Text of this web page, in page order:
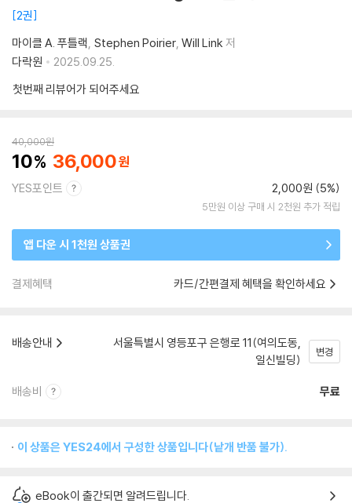
2권
마이클 A. 푸틀랙 Stephen Poirier Will Link저
다락원
2025.09.25.
첫번째 리뷰어가 되어주세요
40,000원
10 36,000
YES포인트 2,000원 (5%)
5만원 이상 구매 시 2천원 추가 적립
앱 다운 시 1천원 상품권
결제혜택 카드/간편결제 혜택을 확인하세요
배송안내
서울특별시 영등포구 은행로 11(여의도동,
일신빌딩)
변경
배송비 무료
이 상품은 YES24에서 구성한 상품입니다(낱개 반품 불가).
eBook이 출간되면 알려드립니다.